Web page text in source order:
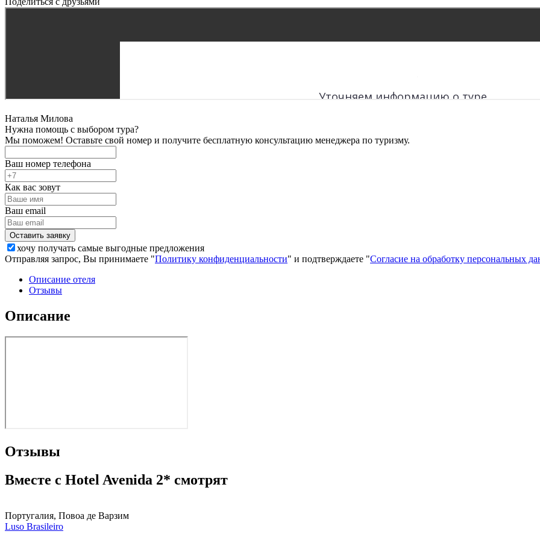
Наталья Милова
Нужна помощь с выбором тура?
Мы поможем! Оставьте свой номер и получите бесплатную консультацию менеджера по туризму.
Ваш номер телефона
Как вас зовут
Ваш email
хочу получать самые выгодные предложения
Отправляя запрос, Вы принимаете "Политику конфиденциальности" и подтверждаете "Согласие на обработку персональных
Описание отеля
Отзывы
Описание
Отзывы
Вместе с Hotel Avenida 2* смотрят
Португалия, Повоа де Варзим
Luso Brasileiro